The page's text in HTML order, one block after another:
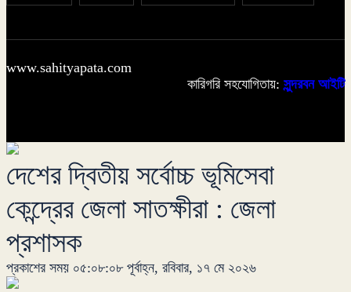
www.sahityapata.com
কারিগরি সহযোগিতায়: সুন্দরবন আইটি
দেশের দ্বিতীয় সর্বোচ্চ ভূমিসেবা
কেন্দ্রের জেলা সাতক্ষীরা : জেলা
প্রশাসক
প্রকাশের সময় ০৫:০৮:০৮ পূর্বাহ্ন, রবিবার, ১৭ মে ২০২৬